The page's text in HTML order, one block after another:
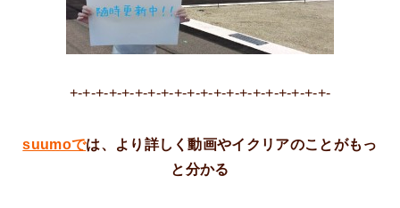
+-+-+-+-+-+-+-+-+-+-+-+-+-+-+-+-+-+-+-+-
suumoでは、より詳しく動画やイクリアのことがもっ
と分かる